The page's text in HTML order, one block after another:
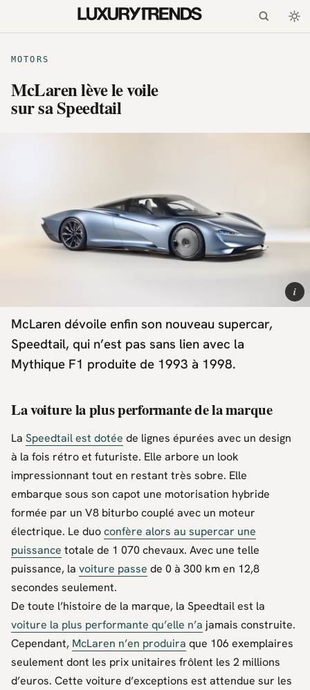
MOTORS
McLaren lève le voile
sur sa Speedtail
i
McLaren dévoile enfin son nouveau supercar,
Speedtail, qui n’est pas sans lien avec la
Mythique F1 produite de 1993 à 1998.
La voiture la plus performante de la marque
La Speedtail est dotée de lignes épurées avec un design
à la fois rétro et futuriste. Elle arbore un look
impressionnant tout en restant très sobre. Elle
embarque sous son capot une motorisation hybride
formée par un V8 biturbo couplé avec un moteur
électrique. Le duoconfère alors au supercar une
puissance totale de 1 070 chevaux. Avec une telle
puissance, la voiture passe de 0 à 300 km en 12,8
secondes seulement.
De toute l’histoire de la marque, la Speedtail est la
voiture la plus performante qu’elle n’a jamais construite.
Cependant, McLaren n’en produira que 106 exemplaires
seulement dont les prix unitaires frôlent les 2 millions
d’euros. Cette voiture d’exceptions est attendue sur les